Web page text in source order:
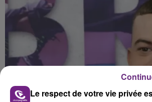
Le respect de votre vie privée